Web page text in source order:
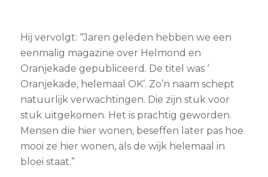
Hij vervolgt: “Jaren geleden hebben we een
eenmalig magazine over Helmond en
Oranjekade gepubliceerd. De titel was ‘
Oranjekade, helemaal OK’. Zo’n naam schept
natuurlijk verwachtingen. Die zijn stuk voor
stuk uitgekomen. Het is prachtig geworden.
Mensen die hier wonen, beseffen later pas hoe
mooi ze hier wonen, als de wijk helemaal in
bloei staat.”